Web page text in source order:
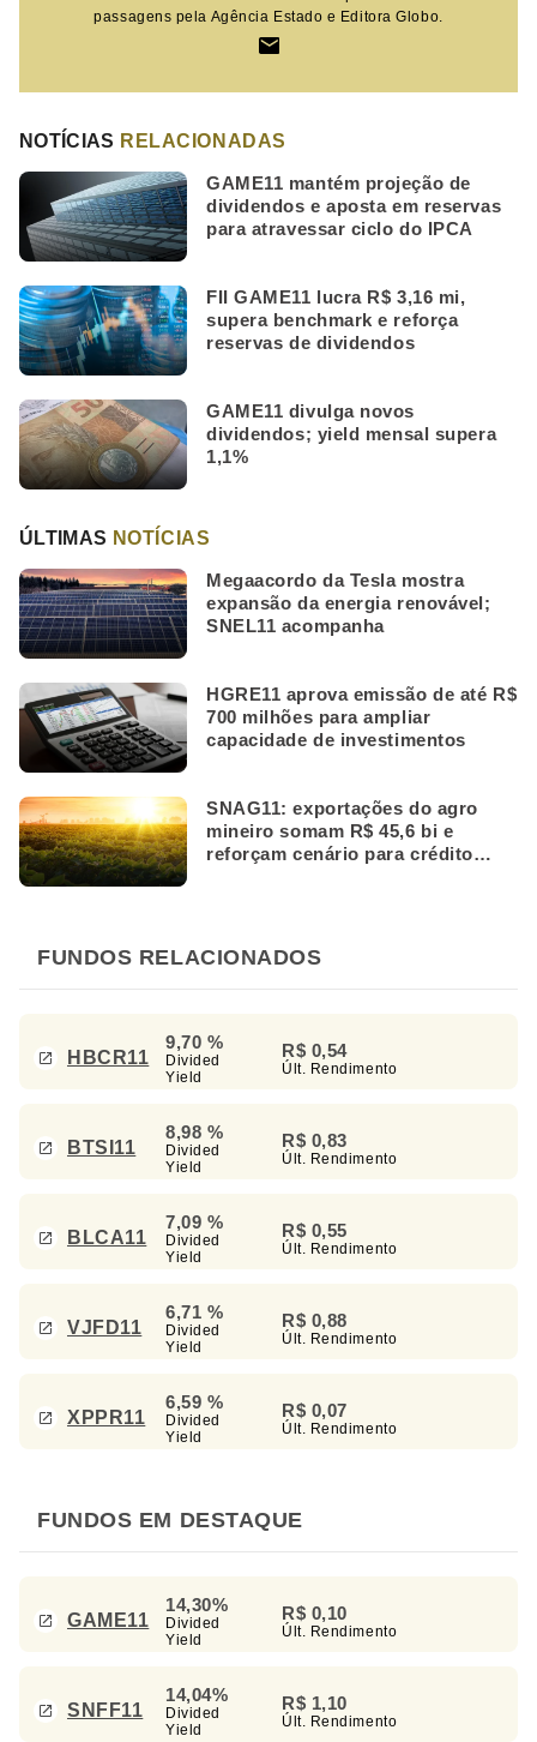
passagens pela Agência Estado e Editora Globo.
NOTÍCIAS RELACIONADAS
GAME11 mantém projeção de
dividendos e aposta em reservas
para atravessar ciclo do IPCA
FII GAME11 lucra R$ 3,16 mi,
supera benchmark e reforça
reservas de dividendos
GAME11 divulga novos
dividendos; yield mensal supera
1,1%
ÚLTIMAS NOTÍCIAS
Megaacordo da Tesla mostra
expansão da energia renovável;
SNEL11 acompanha
HGRE11 aprova emissão de até R$
700 milhões para ampliar
capacidade de investimentos
SNAG11: exportações do agro
mineiro somam R$ 45,6 bi e
reforçam cenário para crédito
FUNDOS RELACIONADOS
HBCR11
9,70 %
Divided
Yield
R$ 0,54
Últ. Rendimento
BTSI11
8,98 %
Divided
Yield
R$ 0,83
Últ. Rendimento
BLCA11
7,09 %
Divided
Yield
R$ 0,55
Últ. Rendimento
VJFD11
6,71 %
Divided
Yield
R$ 0,88
Últ. Rendimento
XPPR11
6,59 %
Divided
Yield
R$ 0,07
Últ. Rendimento
FUNDOS EM DESTAQUE
GAME11
14,30%
Divided
Yield
R$ 0,10
Últ. Rendimento
SNFF11
14,04%
Divided
Yield
R$ 1,10
Últ. Rendimento